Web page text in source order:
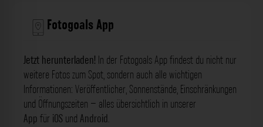
Fotogoals App
Jetzt herunterladen! In der Fotogoals App findest du nicht nur
weitere Fotos zum Spot, sondern auch alle wichtigen
Informationen: Veröffentlicher, Sonnenstände, Einschränkungen
und Öffnungszeiten – alles übersichtlich in unserer
App für iOS und Android.